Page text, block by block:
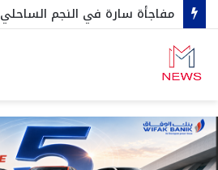
مفاجأة سارة في النجم الساحلي